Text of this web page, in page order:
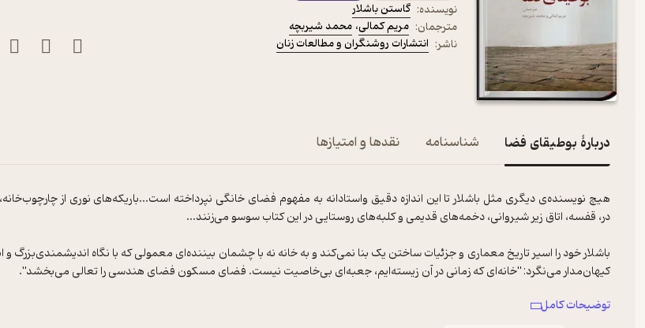
نویسنده: گاستن باشلار
مترجمان: مریم کمالی، محمد شیربچه
ناشر: انتشارات روشنگران و مطالعات زنان
دربارۀ بوطیقای فضا شناسنامه نقدها و امتیازها
هیچ نویسنده‌ی دیگری مثل باشلار تا این اندازه دقیق واستادانه به مفهوم فضای خانگی نپرداخته است...باریکه‌های نوری از
باشلار خود را اسیر تاریخ معماری و جزئیات ساختن یک بنا نمی‌کند و به خانه نه با چشمان بیننده‌ای معمولی که با نگاه اندیشمندی‌بزرگ و
توضیحات کامل